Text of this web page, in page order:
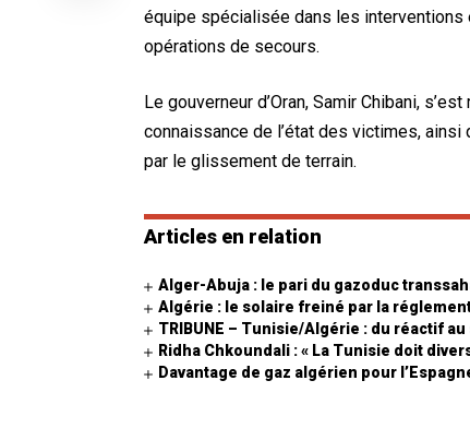
équipe spécialisée dans les
opérations de secours.
Le gouverneur d’Oran, Samir Chibani,
connaissance de l’état des victimes,
par le glissement de terrain.
Articles en relation
Alger-Abuja : le pari du gazoduc
Algérie : le solaire freiné par la
TRIBUNE – Tunisie/Algérie : du réactif
Ridha Chkoundali : « La Tunisie doit
Davantage de gaz algérien pour